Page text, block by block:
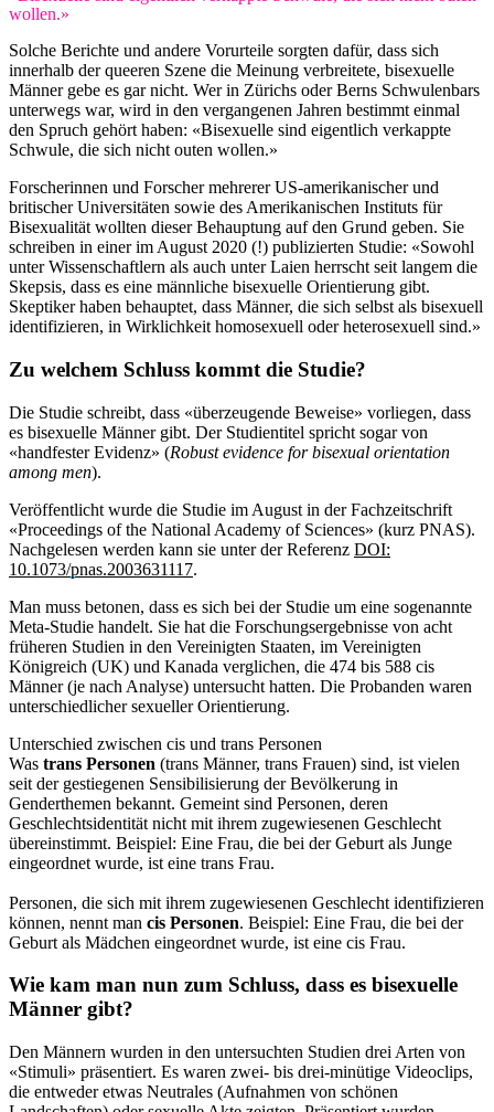
wollen.»
Solche Berichte und andere Vorurteile sorgten dafür, dass sich
innerhalb der queeren Szene die Meinung verbreitete, bisexuelle
Männer gebe es gar nicht. Wer in Zürichs oder Berns Schwulenbars
unterwegs war, wird in den vergangenen Jahren bestimmt einmal
den Spruch gehört haben: «Bisexuelle sind eigentlich verkappte
Schwule, die sich nicht outen wollen.»
Forscherinnen und Forscher mehrerer US-amerikanischer und
britischer Universitäten sowie des Amerikanischen Instituts für
Bisexualität wollten dieser Behauptung auf den Grund geben. Sie
schreiben in einer im August 2020 (!) publizierten Studie: «Sowohl
unter Wissenschaftlern als auch unter Laien herrscht seit langem die
Skepsis, dass es eine männliche bisexuelle Orientierung gibt.
Skeptiker haben behauptet, dass Männer, die sich selbst als bisexuell
identifizieren, in Wirklichkeit homosexuell oder heterosexuell sind.»
Zu welchem Schluss kommt die Studie?
Die Studie schreibt, dass «überzeugende Beweise» vorliegen, dass
es bisexuelle Männer gibt. Der Studientitel spricht sogar von
«handfester Evidenz» (Robust evidence for bisexual orientation
among men).
Veröffentlicht wurde die Studie im August in der Fachzeitschrift
«Proceedings of the National Academy of Sciences» (kurz PNAS).
Nachgelesen werden kann sie unter der Referenz DOI:
10.1073/pnas.2003631117.
Man muss betonen, dass es sich bei der Studie um eine sogenannte
Meta-Studie handelt. Sie hat die Forschungsergebnisse von acht
früheren Studien in den Vereinigten Staaten, im Vereinigten
Königreich (UK) und Kanada verglichen, die 474 bis 588 cis
Männer (je nach Analyse) untersucht hatten. Die Probanden waren
unterschiedlicher sexueller Orientierung.
Unterschied zwischen cis und trans Personen
Was trans Personen (trans Männer, trans Frauen) sind, ist vielen
seit der gestiegenen Sensibilisierung der Bevölkerung in
Genderthemen bekannt. Gemeint sind Personen, deren
Geschlechtsidentität nicht mit ihrem zugewiesenen Geschlecht
übereinstimmt. Beispiel: Eine Frau, die bei der Geburt als Junge
eingeordnet wurde, ist eine trans Frau.
Personen, die sich mit ihrem zugewiesenen Geschlecht identifizieren
können, nennt man cis Personen. Beispiel: Eine Frau, die bei der
Geburt als Mädchen eingeordnet wurde, ist eine cis Frau.
Wie kam man nun zum Schluss, dass es bisexuelle
Männer gibt?
Den Männern wurden in den untersuchten Studien drei Arten von
«Stimuli» präsentiert. Es waren zwei- bis drei-minütige Videoclips,
die entweder etwas Neutrales (Aufnahmen von schönen